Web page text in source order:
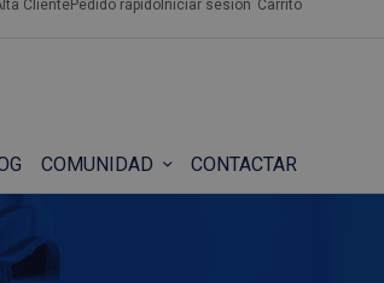
ClientePedido rápido Iniciar sesión Carrito
COMUNIDAD CONTACTAR